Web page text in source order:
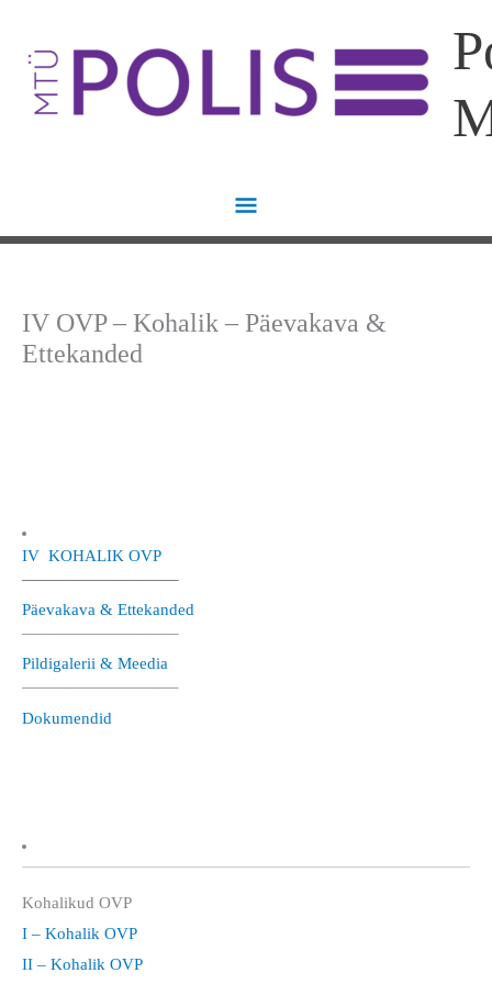
content
Menu
IV KOHALIK OVP
—————————–
Päevakava & Ettekanded
—————————–
Pildigalerii & Meedia
—————————–
Dokumendid
Kohalikud OVP
I – Kohalik OVP
II – Kohalik OVP
IV OVP – Kohalik – Päevakava &
Ettekanded